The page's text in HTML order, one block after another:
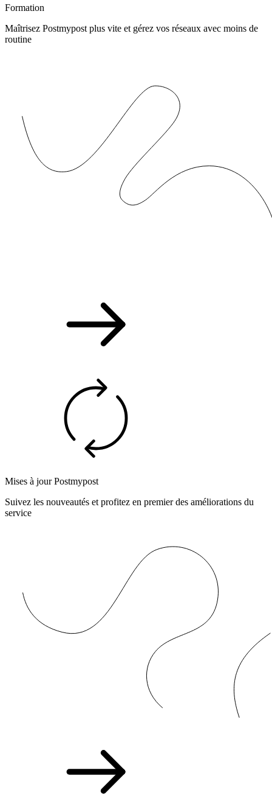
Formation
Maîtrisez Postmypost plus vite et gérez vos réseaux avec moins de
routine
Mises à jour Postmypost
Suivez les nouveautés et profitez en premier des améliorations du
service